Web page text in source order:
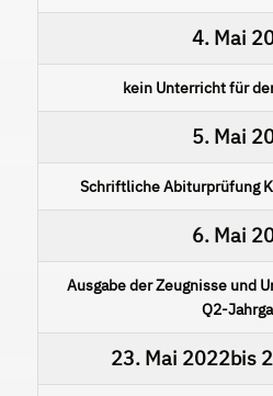
4. Mai
kein Unterricht für
5. Mai
Schriftliche Abiturprüfung
6. Mai
Ausgabe der Zeugnisse und
Q2-
23. Mai 2022bis